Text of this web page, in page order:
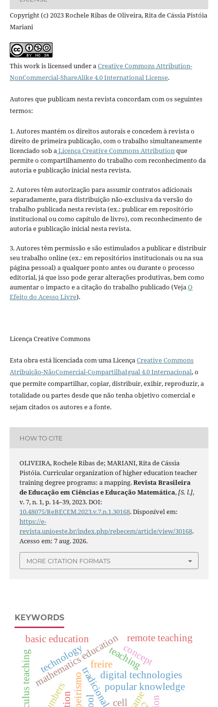
Copyright (c) 2023 Rochele Ribas de Oliveira, Rita de Cássia Pistóia
Mariani
This work is licensed under aCreative Commons Attribution-
NonCommercial-ShareAlike 4.0 International License.
Autores que publicam nesta revista concordam com os seguintes
termos:
1. Autores mantém os direitos autorais e concedem à revista o
direito de primeira publicação, com o trabalho simultaneamente
licenciado sob aLicença Creative Commons Attributionque
permite o compartilhamento do trabalho com reconhecimento da
autoria e publicação inicial nesta revista.
2. Autores têm autorização para assumir contratos adicionais
separadamente, para distribuição não-exclusiva da versão do
trabalho publicada nesta revista (ex.: publicar em repositório
institucional ou como capítulo de livro), com reconhecimento de
autoria e publicação inicial nesta revista.
3. Autores têm permissão e são estimulados a publicar e distribuir
seu trabalho online (ex.: em repositórios institucionais ou na sua
página pessoal) a qualquer ponto antes ou durante o processo
editorial, já que isso pode gerar alterações produtivas, bem como
aumentar o impacto e a citação do trabalho publicado (VejaO
Efeito do Acesso Livre).
Licença Creative Commons
Esta obra está licenciada com uma LicençaCreative Commons
Atribuição-NãoComercial-CompartilhaIgual 4.0 Internacional, o
que permite compartilhar, copiar, distribuir, exibir, reproduzir, a
totalidade ou partes desde que não tenha objetivo comercial e
sejam citados os autores e a fonte.
HOW TO CITE
OLIVEIRA, Rochele Ribas de; MARIANI, Rita de Cássia
Pistóia. Curricular organization of higher education teacher
training degree programs: a mapping.Revista Brasileira
de Educação em Ciências e Educação Matemática,[S. l.],
v. 7, n. 1, p. 14–39, 2023. DOI:
10.48075/ReBECEM.2023.v.7.n.1.30168. Disponível em:
https://e-
revista.unioeste.br/index.php/rebecem/article/view/30168.
Acesso em: 7 aug. 2026.
MORE CITATION FORMATS
KEYWORDS
popular knowledge
tropeirismo
mathematics education
calculus teaching digital technologies
teaching
concept
game
cell
technology
remote teaching
basic education
freire